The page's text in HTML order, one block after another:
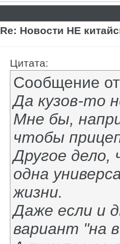
Re: Новости НЕ
Цитата:
Сообщение
Да кузов-то
Мне бы,
чтобы
Другое дело,
одна
жизни.
Даже если и
вариант "на